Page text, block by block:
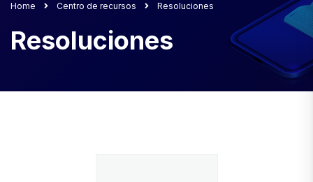
Home Centro de recursos Resoluciones
Resoluciones